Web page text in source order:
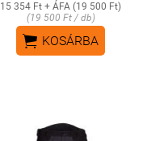
15 354 Ft + ÁFA (19 500 Ft)
(19 500 Ft / db)
 KOSÁRBA